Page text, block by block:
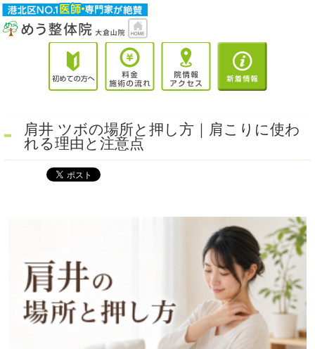
肩井 ツボの場所と押し方｜肩こりに使わ
れる理由と注意点